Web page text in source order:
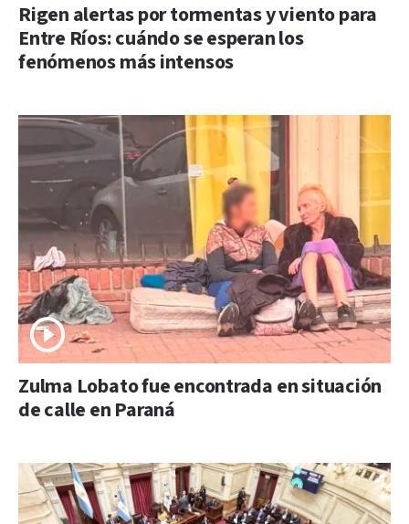
Rigen alertas por tormentas y viento para
Entre Ríos: cuándo se esperan los
fenómenos más intensos
Zulma Lobato fue encontrada en situación
de calle en Paraná